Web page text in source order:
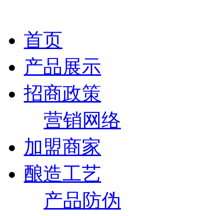
首页
产品展示
招商政策
营销网络
加盟商家
酿造工艺
产品防伪